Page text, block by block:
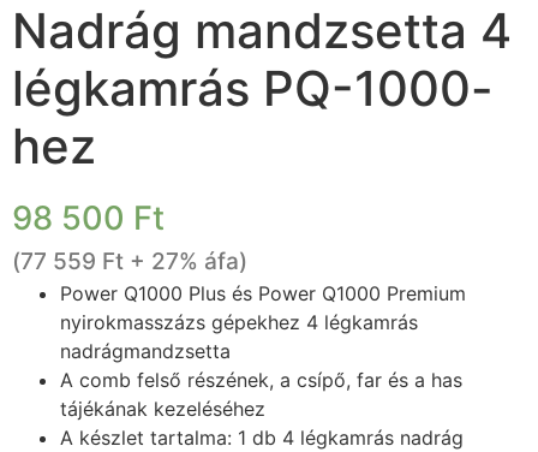
Nadrág mandzsetta 4
légkamrás PQ-1000-
hez
98 500 Ft
(77 559 Ft + 27% áfa)
Power Q1000 Plus és Power Q1000 Premium
nyirokmasszázs gépekhez 4 légkamrás
nadrágmandzsetta
A comb felső részének, a csípő, far és a has
tájékának kezeléséhez
A készlet tartalma: 1 db 4 légkamrás nadrág